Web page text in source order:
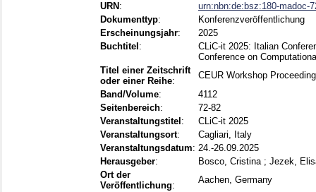
URN :
urn:nbn:de:bsz:180-madoc-
Dokumenttyp:
Konferenzveröffentlichung
Erscheinungsjahr:
2025
Buchtitel :
CLiC-it 2025: Italian
Conference on
Titel einer Zeitschrift
oder einer Reihe:
CEUR Workshop
Band/Volume:
4112
Seitenbereich:
72-82
Veranstaltungstitel :
CLiC-it 2025
Veranstaltungsort:
Cagliari, Italy
Veranstaltungsdatum: 24.-26.09.2025
Herausgeber: Bosco, Cristina ; Jezek,
Ort der
Veröffentlichung:
Aachen, Germany